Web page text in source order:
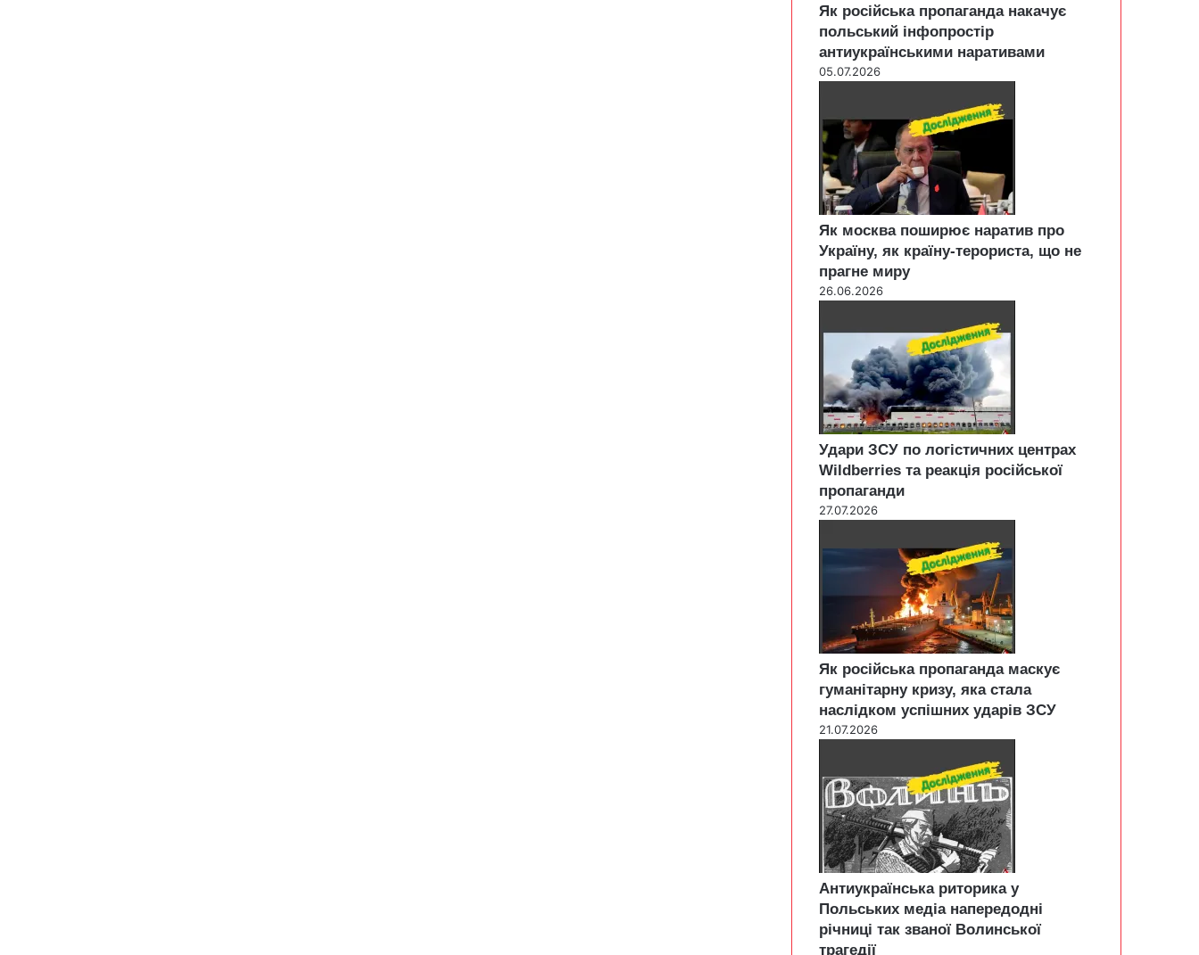
Як російська пропаганда накачує
польський інфопростір
антиукраїнськими наративами
05.07.2026
Як москва поширює наратив про
Україну, як країну-терориста, що не
прагне миру
26.06.2026
Удари ЗСУ по логістичних центрах
Wildberries та реакція російської
пропаганди
27.07.2026
Як російська пропаганда маскує
гуманітарну кризу, яка стала
наслідком успішних ударів ЗСУ
21.07.2026
Антиукраїнська риторика у
Польських медіа напередодні
річниці так званої Волинської
трагедії